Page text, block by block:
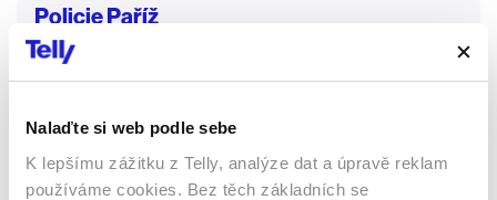
Nalaďte si web podle sebe
K lepšímu zážitku z Telly, analýze dat a úpravě reklam
používáme cookies. Bez těch základních se
Pišta je obyčejný podvodník a Smolíkovi kvůli němu
uváznou daleko od domova úplně bez peněz.
Nezbývá jim…
Policie Paříž